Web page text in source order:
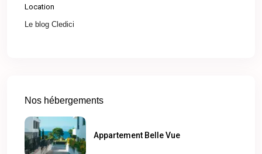
Location
Le blog Cledici
Nos hébergements
Appartement Belle Vue